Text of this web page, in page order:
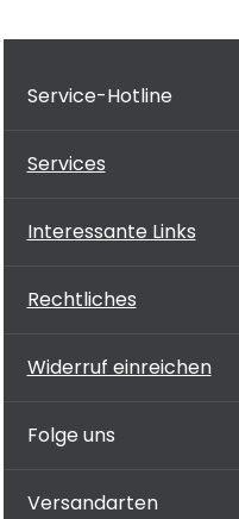
Service-Hotline
Services
Interessante Links
Rechtliches
Widerruf einreichen
Folge uns
Versandarten